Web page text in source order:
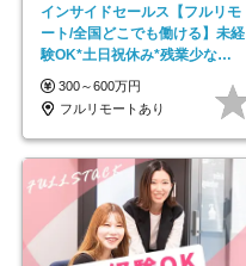
インサイドセールス【フルリモ
ート/全国どこでも働ける】未経
験OK*土日祝休み*残業少なめ*
在宅勤務手当あり
300～600万円
フルリモートあり